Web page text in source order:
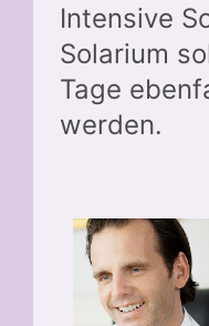
Intensive
Solarium
Tage
werden.